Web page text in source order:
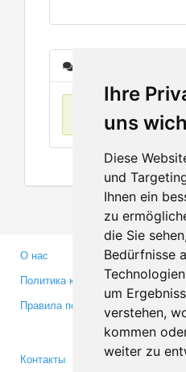
Ihre
uns
Diese
und
Ihnen ein
zu
die Sie
Bedürfnisse
um
verstehen,
kommen
weiter zu
О нас
Политика конфиденциальности
Правила пользования
Контакты